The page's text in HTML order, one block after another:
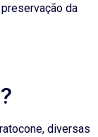
da
diversas